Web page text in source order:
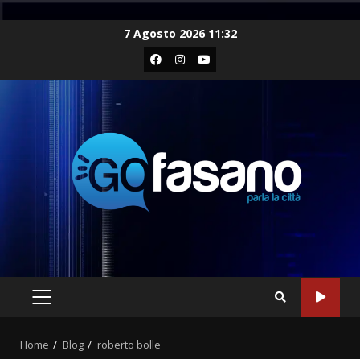
7 Agosto 2026 11:32
Facebook
Instagram
Youtube
PRIMARY
Home Blog roberto bolle